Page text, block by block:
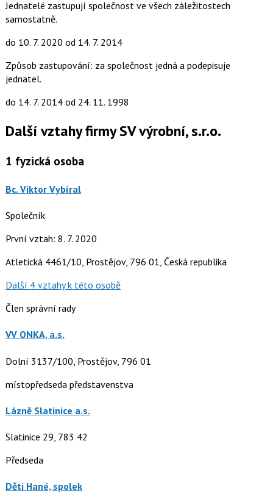
Jednatelé zastupují společnost ve všech záležitostech
samostatně.
do 10. 7. 2020 od 14. 7. 2014
Způsob zastupování: za společnost jedná a podepisuje
jednatel.
do 14. 7. 2014od 24. 11. 1998
Další vztahy firmy SV výrobní, s.r.o.
1 fyzická osoba
Bc. Viktor Vybíral
Společník
První vztah: 8. 7. 2020
Atletická 4461/10, Prostějov, 796 01, Česká republika
Další 4 vztahy k této osobě
Člen správní rady
VV ONKA, a.s.
Dolní 3137/100, Prostějov, 796 01
místopředseda představenstva
Lázně Slatinice a.s.
Slatinice 29, 783 42
Předseda
Děti Hané, spolek